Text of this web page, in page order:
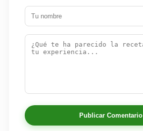
Publicar Comentario